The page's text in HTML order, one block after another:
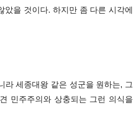
을 것이다. 하지만 좀 다른 시각에
라 세종대왕 같은 성군을 원하는, 그
민주주의와 상충되는 그런 의식을